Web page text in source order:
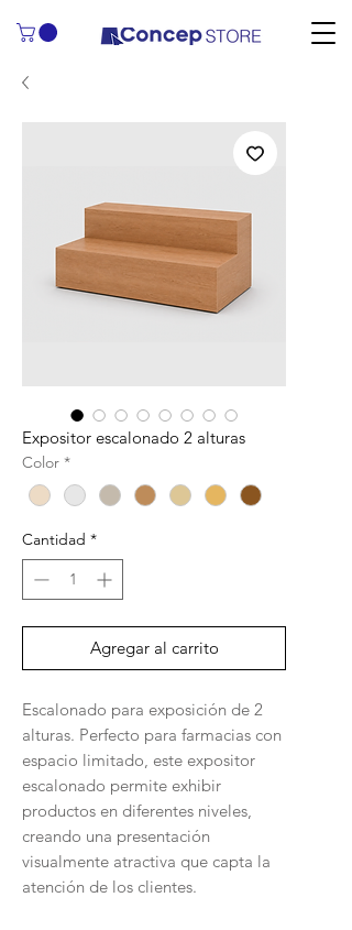
Expositor escalonado 2 alturas
Color *
Cantidad *
Agregar al carrito
Escalonado para exposición de 2
alturas. Perfecto para farmacias con
espacio limitado, este expositor
escalonado permite exhibir
productos en diferentes niveles,
creando una presentación
visualmente atractiva que capta la
atención de los clientes.